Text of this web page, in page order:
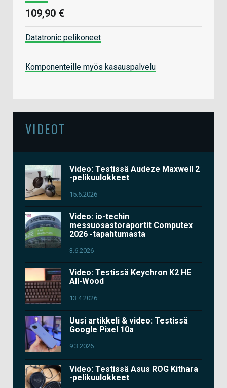
109,90 €
Datatronic pelikoneet
Komponenteille myös kasauspalvelu
VIDEOT
Video: Testissä Audeze Maxwell 2
-pelikuulokkeet
15.6.2026
Video: io-techin
messuosastoraportit Computex
2026 -tapahtumasta
3.6.2026
Video: Testissä Keychron K2 HE
All-Wood
13.4.2026
Uusi artikkeli & video: Testissä
Google Pixel 10a
9.3.2026
Video: Testissä Asus ROG Kithara
-pelikuulokkeet